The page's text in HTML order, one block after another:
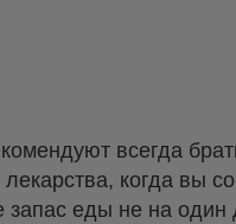
всегда
когда вы
запас еды не на один